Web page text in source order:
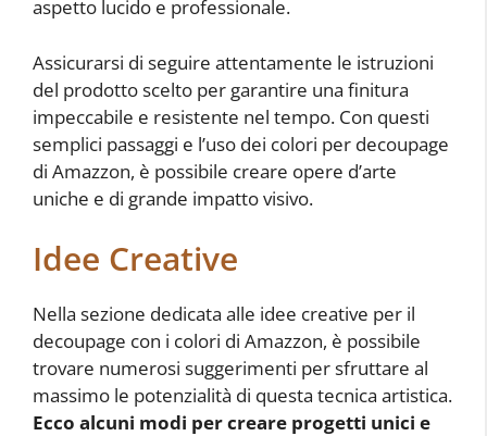
aspetto lucido e professionale.
Assicurarsi di seguire attentamente le istruzioni
del prodotto scelto per garantire una finitura
impeccabile e resistente nel tempo. Con questi
semplici passaggi e l’uso dei colori per decoupage
di Amazzon, è possibile creare opere d’arte
uniche e di grande impatto visivo.
Idee Creative
Nella sezione dedicata alle idee creative per il
decoupage con i colori di Amazzon, è possibile
trovare numerosi suggerimenti per sfruttare al
massimo le potenzialità di questa tecnica artistica.
Ecco alcuni modi per creare progetti unici e